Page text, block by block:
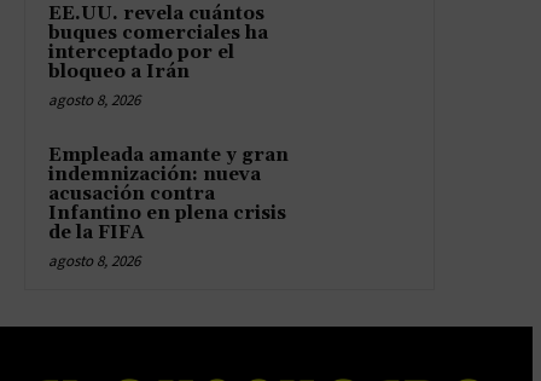
EE.UU. revela cuántos
buques comerciales ha
interceptado por el
bloqueo a Irán
agosto 8, 2026
Empleada amante y gran
indemnización: nueva
acusación contra
Infantino en plena crisis
de la FIFA
agosto 8, 2026